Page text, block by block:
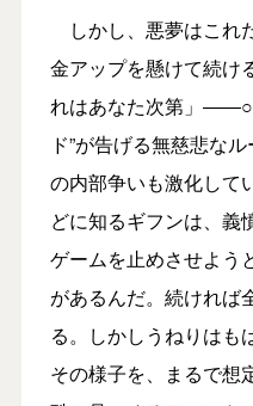
しかし、悪夢はこれ
金アップを懸けて続け
れはあなた次第」
ド”が告げる無慈悲な
の内部争いも激化して
どに知るギフンは、義
ゲームを止めさせよう
があるんだ。続ければ
る。しかしうねりはも
その様子を、まるで想